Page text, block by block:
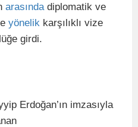
arasındadiplomatik ve
yönelik karşılıklı vize
girdi.
Erdoğan’ın imzasıyla